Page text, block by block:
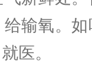
输氧。
医。